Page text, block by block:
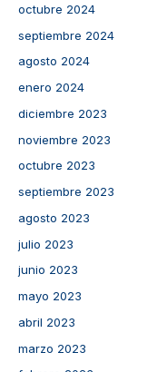
octubre 2024
septiembre 2024
agosto 2024
enero 2024
diciembre 2023
noviembre 2023
octubre 2023
septiembre 2023
agosto 2023
julio 2023
junio 2023
mayo 2023
abril 2023
marzo 2023